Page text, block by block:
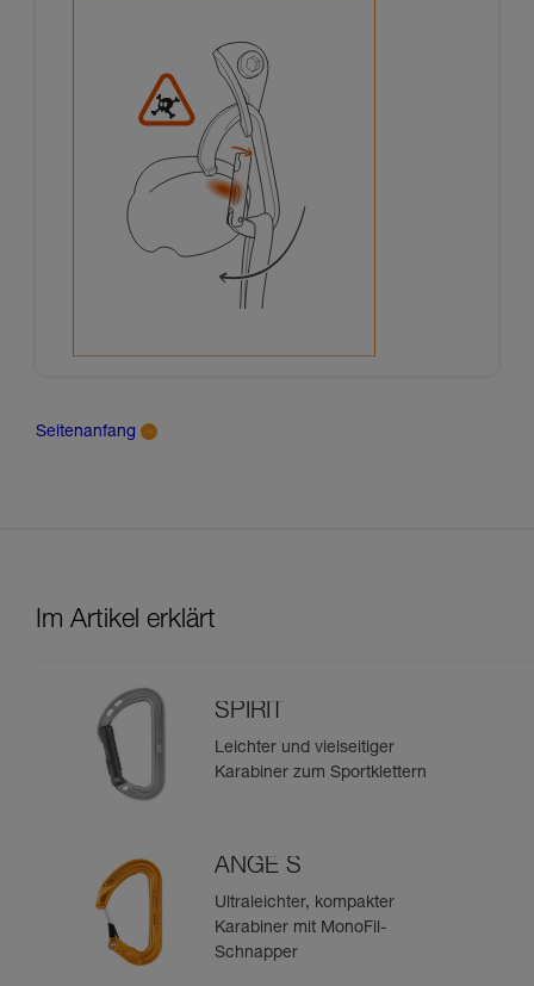
Seitenanfang
Im Artikel erklärt
SPIRIT
Leichter und vielseitiger
Karabiner zum Sportklettern
ANGE S
Ultraleichter, kompakter
Karabiner mit MonoFil-
Schnapper